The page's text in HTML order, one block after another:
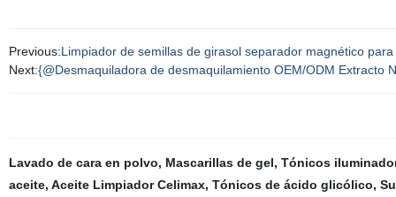
Previous:Limpiador de semillas de girasol separador magnético
Next:{@Desmaquiladora de desmaquilamiento OEM/ODM Extracto
Lavado de cara en polvo, Mascarillas de gel, Tónicos
aceite, Aceite Limpiador Celimax, Tónicos de ácido glicólico,